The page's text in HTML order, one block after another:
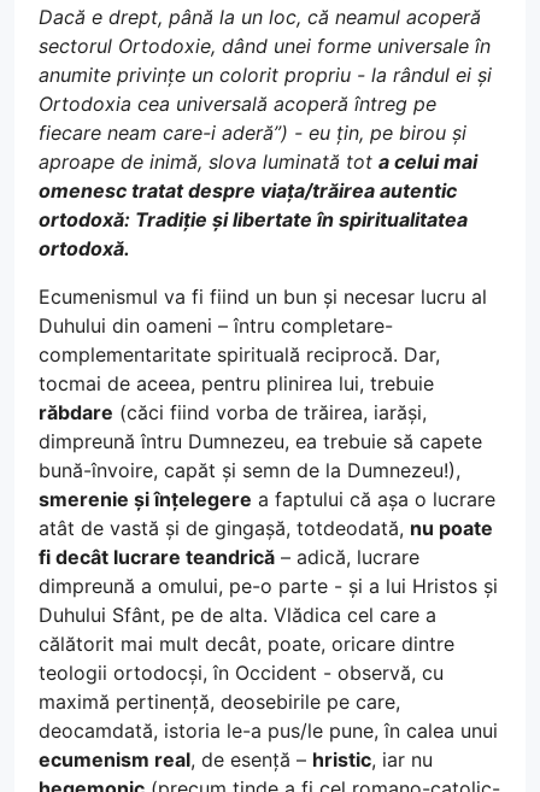
Dacă e drept, până la un loc, că neamul acoperă
sectorul Ortodoxie, dând unei forme universale în
anumite privințe un colorit propriu - la rândul ei și
Ortodoxia cea universală acoperă întreg pe
fiecare neam care-i aderă”) - eu țin, pe birou și
aproape de inimă, slova luminată tot a celui mai
omenesc tratat despre viața/trăirea autentic
ortodoxă: Tradiție și libertate în spiritualitatea
ortodoxă.
Ecumenismul va fi fiind un bun și necesar lucru al
Duhului din oameni – întru completare-
complementaritate spirituală reciprocă. Dar,
tocmai de aceea, pentru plinirea lui, trebuie
răbdare (căci fiind vorba de trăirea, iarăși,
dimpreună întru Dumnezeu, ea trebuie să capete
bună-învoire, capăt și semn de la Dumnezeu!),
smerenie și înțelegere a faptului că așa o lucrare
atât de vastă și de gingașă, totdeodată, nu poate
fi decât lucrare teandrică – adică, lucrare
dimpreună a omului, pe-o parte - și a lui Hristos și
Duhului Sfânt, pe de alta. Vlădica cel care a
călătorit mai mult decât, poate, oricare dintre
teologii ortodocși, în Occident - observă, cu
maximă pertinență, deosebirile pe care,
deocamdată, istoria le-a pus/le pune, în calea unui
ecumenism real, de esență – hristic, iar nu